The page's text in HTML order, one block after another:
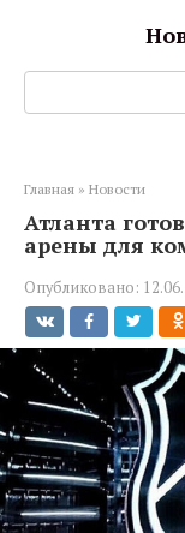
Поиск:
Главная » Новости
Атланта
арены для
Опубликовано: